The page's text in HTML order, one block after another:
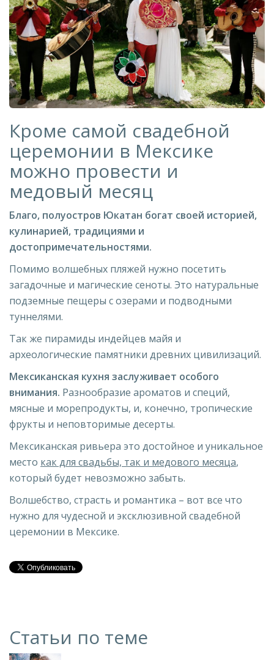
Кроме самой свадебной
церемонии в Мексике
можно провести и
медовый месяц
Благо, полуостров Юкатан богат своей историей,
кулинарией, традициями и
достопримечательностями.
Помимо волшебных пляжей нужно посетить
загадочные и магические сеноты. Это натуральные
подземные пещеры с озерами и подводными
туннелями.
Так же пирамиды индейцев майя и
археологические памятники древних цивилизаций.
Мексиканская кухня заслуживает особого
внимания. Разнообразие ароматов и специй,
мясные и морепродукты, и, конечно, тропические
фрукты и неповторимые десерты.
Мексиканская ривьера это достойное и уникальное
место как для свадьбы, так и медового месяца,
который будет невозможно забыть.
Волшебство, страсть и романтика – вот все что
нужно для чудесной и эксклюзивной свадебной
церемонии в Мексике.
Статьи по теме